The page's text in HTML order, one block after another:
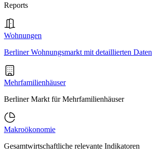
Reports
Wohnungen
Berliner Wohnungsmarkt mit detaillierten Daten
Mehrfamilienhäuser
Berliner Markt für Mehrfamilienhäuser
Makroökonomie
Gesamtwirtschaftliche relevante Indikatoren